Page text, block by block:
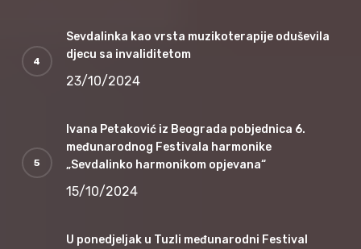
Sevdalinka kao vrsta muzikoterapije oduševila
djecu sa invaliditetom
23/10/2024
Ivana Petaković iz Beograda pobjednica 6.
međunarodnog Festivala harmonike
„Sevdalinko harmonikom opjevana“
15/10/2024
U ponedjeljak u Tuzli međunarodni Festival